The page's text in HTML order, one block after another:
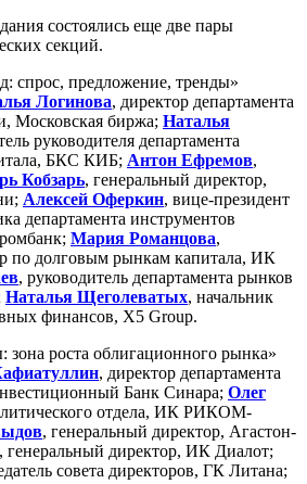
состоялись еще две пары
секций.
спрос, предложение, тренды»
Логинова, директор департамента
Московская биржа; Наталья
руководителя департамента
БКС КИБ; Антон Ефремов,
Кобзарь, генеральный директор,
Алексей Оферкин, вице-президент
департамента инструментов
Мария Романцова,
по долговым рынкам капитала, ИК
, руководитель департамента рынков
Наталья Щеголеватых, начальник
финансов, X5 Group.
роста облигационного рынка»
, директор департамента
Банк Синара; Олег
отдела, ИК РИКОМ-
, генеральный директор, Агастон-
, генеральный директор, ИК Диалот;
совета директоров, ГК Литана;